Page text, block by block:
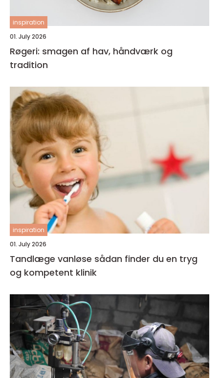
inspiration
01. July 2026
Røgeri: smagen af hav, håndværk og
tradition
inspiration
01. July 2026
Tandlæge vanløse sådan finder du en tryg
og kompetent klinik